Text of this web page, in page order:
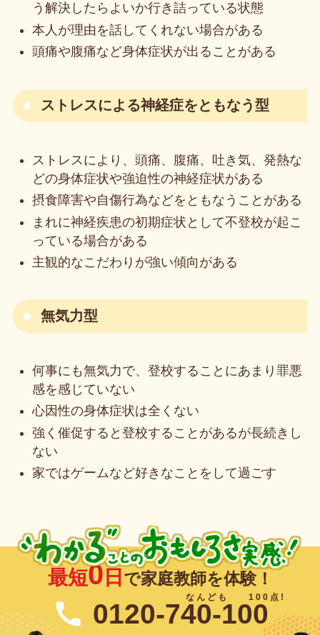
う解決したらよいか行き詰っている状態
本人が理由を話してくれない場合がある
頭痛や腹痛など身体症状が出ることがある
ストレスによる神経症をともなう型
ストレスにより、頭痛、腹痛、吐き気、発熱な
どの身体症状や強迫性の神経症状がある
摂食障害や自傷行為などをともなうことがある
まれに神経疾患の初期症状として不登校が起こ
っている場合がある
主観的なこだわりが強い傾向がある
無気力型
何事にも無気力で、登校することにあまり罪悪
感を感じていない
心因性の身体症状は全くない
強く催促すると登校することがあるが長続きし
ない
家ではゲームなど好きなことをして過ごす
最短0 日 で家庭教師を体験！
0120-740-100